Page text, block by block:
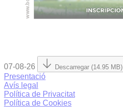
07-08-26 Descarregar (14.95 MB)
Presentació
Avís legal
Política de Privacitat
Política de Cookies